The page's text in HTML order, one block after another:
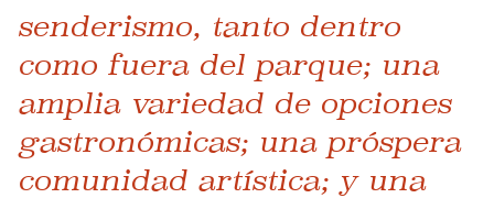
senderismo, tanto dentro
como fuera del parque; una
amplia variedad de opciones
gastronómicas; una próspera
comunidad artística; y una